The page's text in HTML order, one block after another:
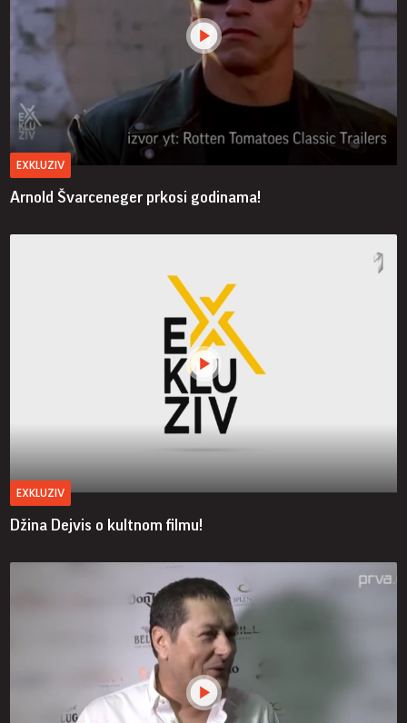
EXKLUZIV
Arnold Švarceneger prkosi godinama!
EXKLUZIV
Džina Dejvis o kultnom filmu!